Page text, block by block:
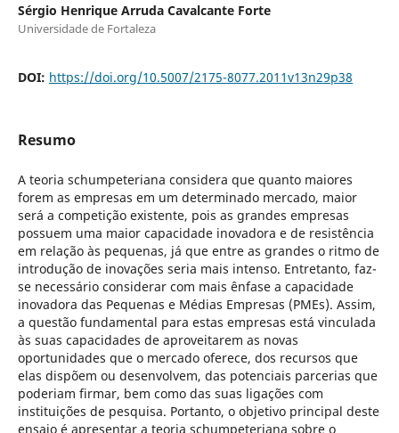
Sérgio Henrique Arruda Cavalcante Forte
Universidade de Fortaleza
DOI: https://doi.org/10.5007/2175-8077.2011v13n29p38
Resumo
A teoria schumpeteriana considera que quanto maiores
forem as empresas em um determinado mercado, maior
será a competição existente, pois as grandes empresas
possuem uma maior capacidade inovadora e de resistência
em relação às pequenas, já que entre as grandes o ritmo de
introdução de inovações seria mais intenso. Entretanto, faz-
se necessário considerar com mais ênfase a capacidade
inovadora das Pequenas e Médias Empresas (PMEs). Assim,
a questão fundamental para estas empresas está vinculada
às suas capacidades de aproveitarem as novas
oportunidades que o mercado oferece, dos recursos que
elas dispõem ou desenvolvem, das potenciais parcerias que
poderiam firmar, bem como das suas ligações com
instituições de pesquisa. Portanto, o objetivo principal deste
ensaio é apresentar a teoria schumpeteriana sobre o